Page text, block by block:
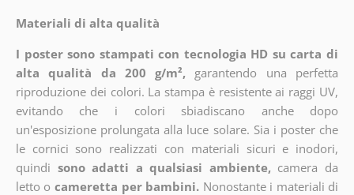
Materiali di alta qualità
I poster sono stampati con tecnologia HD su carta di
alta qualità da 200 g/m², garantendo una perfetta
riproduzione dei colori. La stampa è resistente ai raggi UV,
evitando che i colori sbiadiscano anche dopo
un'esposizione prolungata alla luce solare. Sia i poster che
le cornici sono realizzati con materiali sicuri e inodori,
quindi sono adatti a qualsiasi ambiente, camera da
letto o cameretta per bambini. Nonostante i materiali di